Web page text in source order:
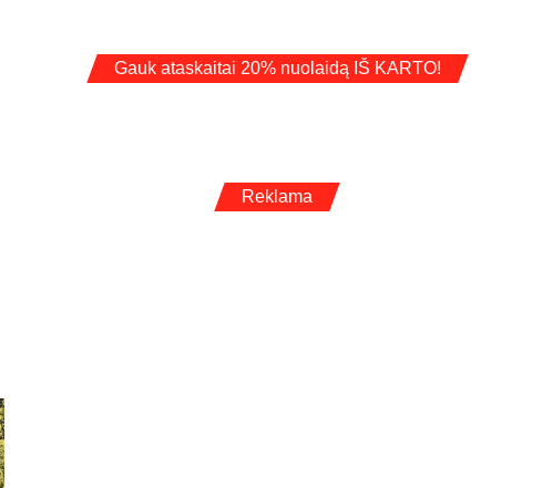
Gauk ataskaitai 20% nuolaidą IŠ KARTO!
Reklama